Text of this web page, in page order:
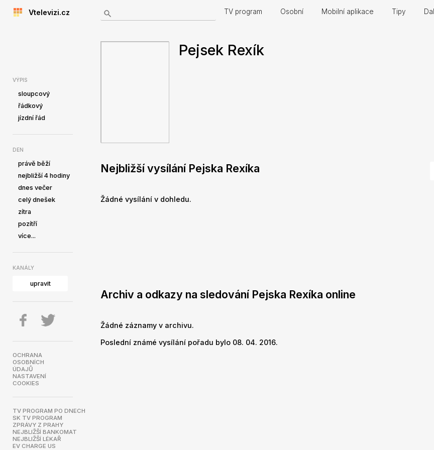
Vtelevizi.cz TV program Osobní Mobilní aplikace Tipy
VÝPIS
sloupcový
řádkový
jízdní řád
DEN
právě běží
nejbližší 4 hodiny
dnes večer
celý dnešek
zítra
pozítří
více...
KANÁLY
upravit
OCHRANA
OSOBNÍCH
ÚDAJŮ
NASTAVENÍ
COOKIES
TV PROGRAM PO DNECH
SK TV PROGRAM
ZPRÁVY Z PRAHY
NEJBLIŽŠÍ BANKOMAT
NEJBLIŽŠÍ LÉKAŘ
EV CHARGE US
Pejsek Rexík
Nejbližší vysílání Pejska Rexíka
Žádné vysílání v dohledu.
Archiv a odkazy na sledování Pejska Rexíka online
Žádné záznamy v archivu.
Poslední známé vysílání pořadu bylo 08. 04. 2016.